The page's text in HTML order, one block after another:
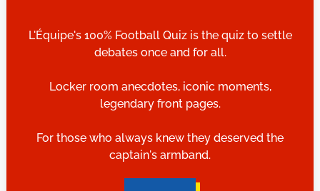
L'Équipe's 100% Football Quiz is the quiz to settle
debates once and for all.
Locker room anecdotes, iconic moments,
legendary front pages.
For those who always knew they deserved the
captain's armband.